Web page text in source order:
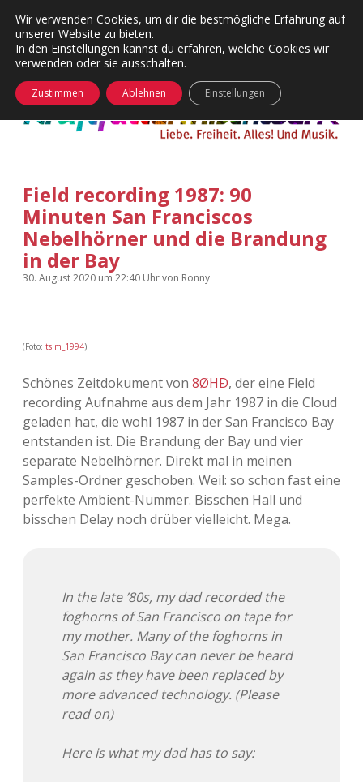
Kategorien
Menü
24 Hours Chilling
Die Wende
KFMW-Disco
kfmw.stuff
Kopfkinomusik
Visuelles
Wandnotizen
KFMW-Disco
Dates
Contact
Adventskalender Dropdown-
Menü
Adventskalender 2010
Adventskalender 2013
Adventskalender 2014
Adventskalender 2015
Adventskalender 2016
Adventskalender 2019
Adventskalender 2020
Adventskalender 2021
facebook
instagram
rss soundcloud
öffnen
Field recording 1987: 90
Minuten San Franciscos
Nebelhörner und die Brandung
in der Bay
30. August 2020 um 22:40 Uhrvon Ronny
(Foto: tslm_1994)
Schönes Zeitdokument von 8ØHÐ, der eine Field
recording Aufnahme aus dem Jahr 1987 in die Cloud
geladen hat, die wohl 1987 in der San Francisco Bay
entstanden ist. Die Brandung der Bay und vier
separate Nebelhörner. Direkt mal in meinen
Samples-Ordner geschoben. Weil: so schon fast eine
perfekte Ambient-Nummer. Bisschen Hall und
bisschen Delay noch drüber vielleicht. Mega.
In the late ’80s, my dad recorded the
foghorns of San Francisco on tape for
my mother. Many of the foghorns in
San Francisco Bay can never be heard
again as they have been replaced by
more advanced technology. (Please
read on)
Here is what my dad has to say:
Wir verwenden Cookies, um dir die bestmögliche Erfahrung auf
unserer Website zu bieten.
In den Einstellungen kannst du erfahren, welche Cookies wir
verwenden oder sie ausschalten.
Zustimmen Ablehnen Einstellungen